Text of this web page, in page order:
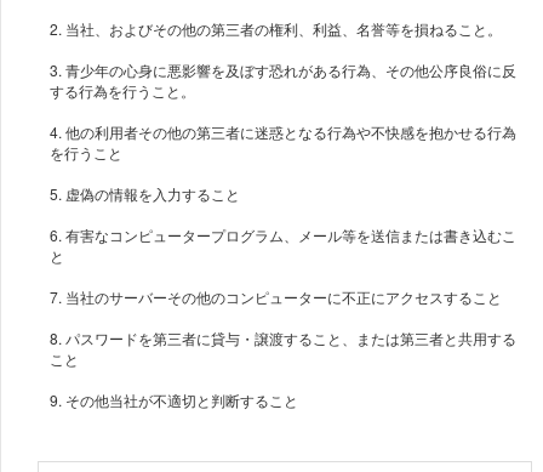
2. 当社、およびその他の第三者の権利、利益、名誉等を損ねること。
3. 青少年の心身に悪影響を及ぼす恐れがある行為、その他公序良俗に反
する行為を行うこと。
4. 他の利用者その他の第三者に迷惑となる行為や不快感を抱かせる行為
を行うこと
5. 虚偽の情報を入力すること
6. 有害なコンピュータープログラム、メール等を送信または書き込むこ
と
7. 当社のサーバーその他のコンピューターに不正にアクセスすること
8. パスワードを第三者に貸与・譲渡すること、または第三者と共用する
こと
9. その他当社が不適切と判断すること